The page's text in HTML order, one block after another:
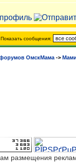
Показать сообщения:
ОмскМама ->
размещения